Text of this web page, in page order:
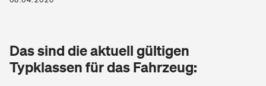
Zur Übersicht
Tools
Glasversicherung
Kinderunfall­ver­si­che­rung
Dread-Disease-Versicherung
Das sind die aktuell gültigen
Typklassen für das Fahrzeug: